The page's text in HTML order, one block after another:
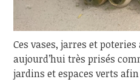
Ces vases, jarres et
aujourd’hui très prisés
jardins et espaces verts